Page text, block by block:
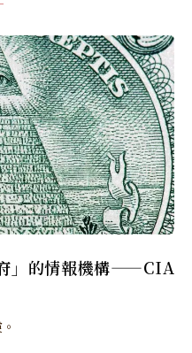
」的情報機構——CIA